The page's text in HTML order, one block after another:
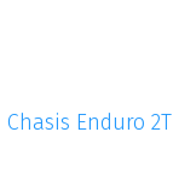
Chasis Enduro 2T